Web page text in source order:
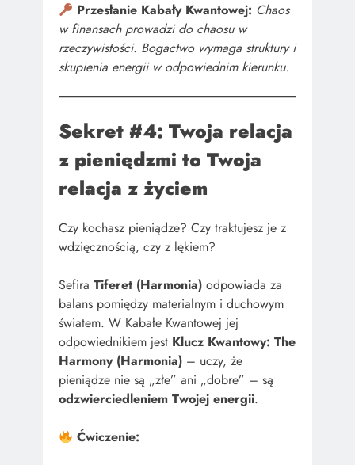
Przesłanie Kabały Kwantowej: Chaos
w finansach prowadzi do chaosu w
rzeczywistości. Bogactwo wymaga struktury i
skupienia energii w odpowiednim kierunku.
Sekret #4: Twoja relacja
z pieniędzmi to Twoja
relacja z życiem
Czy kochasz pieniądze? Czy traktujesz je z
wdzięcznością, czy z lękiem?
Sefira Tiferet (Harmonia) odpowiada za
balans pomiędzy materialnym i duchowym
światem. W Kabałe Kwantowej jej
odpowiednikiem jest Klucz Kwantowy: The
Harmony (Harmonia) – uczy, że
pieniądze nie są „złe” ani „dobre” – są
odzwierciedleniem Twojej energii.
Ćwiczenie: